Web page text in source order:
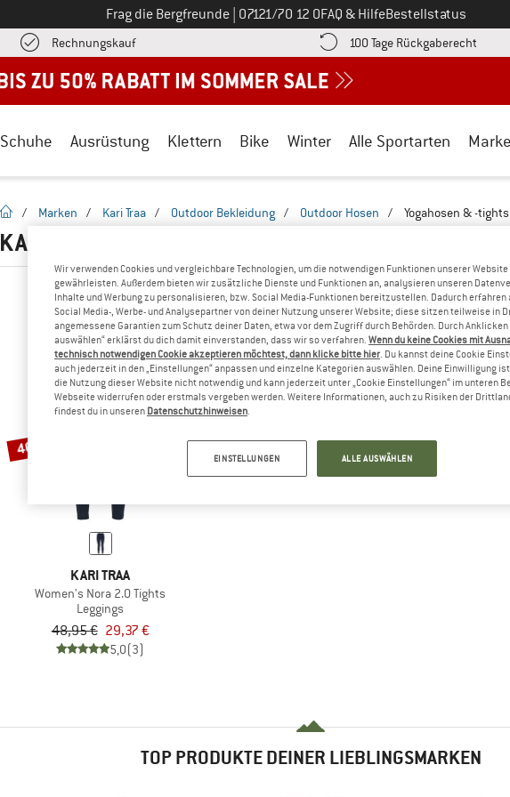
Frag die Bergfreunde Ruf uns an unter
07121/70 12 0FAQ & HilfeBestellstatus
RechnungskaufFinde die Zahlungs-Infos hier! Öffnet sich in einer Infobox
100 Tage Rückgaberecht
Schuhe Ausrüstung Klettern Bike Winter Alle Sportarten
Startseite
/ Marken / Kari Traa / Outdoor Bekleidung / Outdoor Hosen / Yogahosen & -tights
KARI TRAA YOGAHOSEN & -TIGHTS FÜR FRAUEN
40%
KARI TRAA
Women's Nora 2.0 Tights
Leggings
48,95 € 29,37 €
5,0(3)
TOP PRODUKTE DEINER LIEBLINGSMARKEN
Wir verwenden Cookies und vergleichbare Technologien, um die notwendigen Funktionen unserer Website
gewährleisten. Außerdem bieten wir zusätzliche Dienste und Funktionen an, analysieren unseren
Inhalte und Werbung zu personalisieren, bzw. Social Media-Funktionen bereitzustellen. Dadurch erfahren
Social Media-, Werbe- und Analysepartner von deiner Nutzung unserer Website; diese sitzen teilweise in
angemessene Garantien zum Schutz deiner Daten, etwa vor dem Zugriff durch Behörden. Durch Anklicken
auswählen“ erklärst du dich damit einverstanden, dass wir so verfahren. Wenn du keine Cookies mit
technisch notwendigen Cookie akzeptieren möchtest, dann klicke bitte hier. Du kannst deine Cookie
auch jederzeit in den „Einstellungen“ anpassen und einzelne Kategorien auswählen. Deine Einwilligung
die Nutzung dieser Website nicht notwendig und kann jederzeit unter „Cookie Einstellungen“ im unteren
Webseite widerrufen oder erstmals vergeben werden. Weitere Informationen, auch zu Risiken der
findest du in unseren Datenschutzhinweisen.
EINSTELLUNGEN ALLE AUSWÄHLEN